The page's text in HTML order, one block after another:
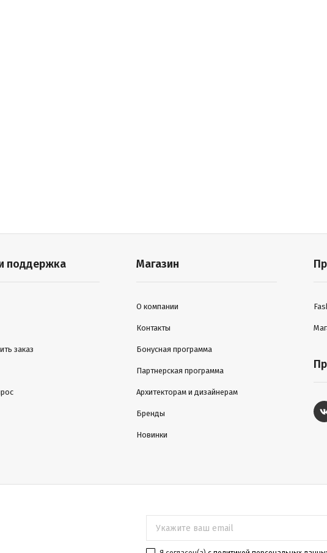
поддержка
заказ
Магазин
О компании
Контакты
Бонусная программа
Партнерская программа
Архитекторам и дизайнерам
Бренды
Новинки